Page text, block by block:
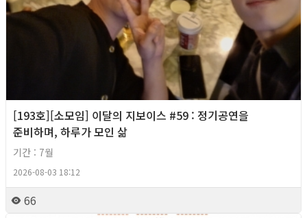
[193호][소모임] 이달의 지보이스 #59 : 정기공연을
준비하며, 하루가 모인 삶
기간 : 7월
2026-08-03 18:12
66